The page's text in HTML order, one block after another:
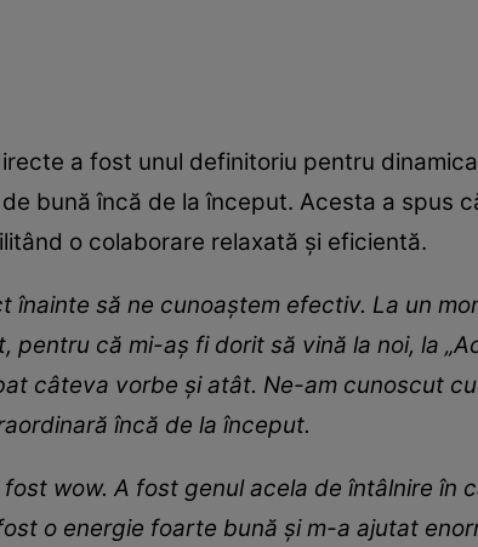
a fost unul definitoriu pentru
bună încă de la început. Acesta a spus
o colaborare relaxată și eficientă.
înainte să ne cunoaștem efectiv. La un
pentru că mi-aș fi dorit să vină la noi, la
câteva vorbe și atât. Ne-am cunoscut
încă de la început.
wow. A fost genul acela de întâlnire în
o energie foarte bună și m-a ajutat